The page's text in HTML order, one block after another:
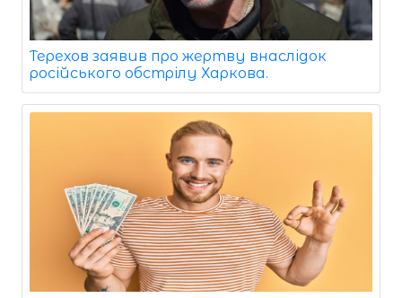
Терехов заявив про жертву внаслідок
російського обстрілу Харкова.